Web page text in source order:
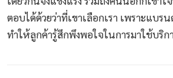
ตอบได้ด้วยว่าที่เขาเลือกเรา เพราะแบร
ทำให้ลูกค้ารู้สึกพึงพอใจในการมาใช้บริก